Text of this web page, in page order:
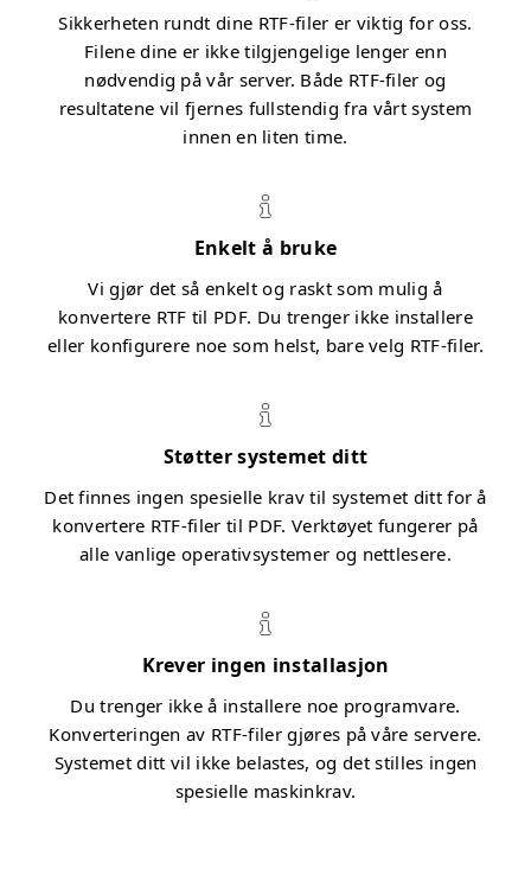
Sikkerheten rundt dine RTF-filer er viktig for oss.
Filene dine er ikke tilgjengelige lenger enn
nødvendig på vår server. Både RTF-filer og
resultatene vil fjernes fullstendig fra vårt system
innen en liten time.
Enkelt å bruke
Vi gjør det så enkelt og raskt som mulig å
konvertere RTF til PDF. Du trenger ikke installere
eller konfigurere noe som helst, bare velg RTF-filer.
Støtter systemet ditt
Det finnes ingen spesielle krav til systemet ditt for å
konvertere RTF-filer til PDF. Verktøyet fungerer på
alle vanlige operativsystemer og nettlesere.
Krever ingen installasjon
Du trenger ikke å installere noe programvare.
Konverteringen av RTF-filer gjøres på våre servere.
Systemet ditt vil ikke belastes, og det stilles ingen
spesielle maskinkrav.